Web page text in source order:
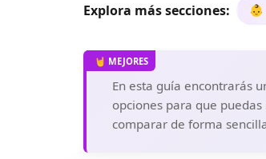
Explora más secciones: 👶
En esta guía encontrarás
opciones para que
comparar de forma